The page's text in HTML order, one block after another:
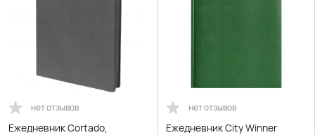
нет отзывов
Ежедневник Cortado,
нет отзывов
Ежедневник City Winner